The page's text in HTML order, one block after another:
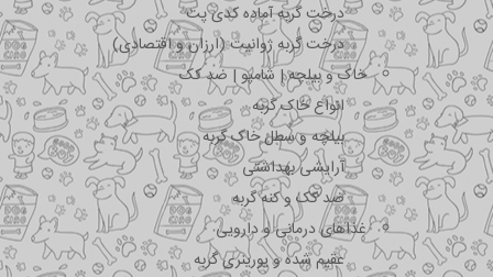
درخت گربه آماده کدی پت
درخت گربه ژوانیت (ارزان و اقتصادی)
خاک و بیلچه | شامپو | ضد کک
انواع خاک گربه
بیلچه و سطل خاک گربه
آرایشی بهداشتی
ضد کک و کنه گربه
غذاهای درمانی و دارویی
عقیم شده و یورینری گربه